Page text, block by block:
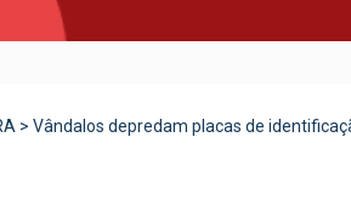
> Vândalos depredam placas de